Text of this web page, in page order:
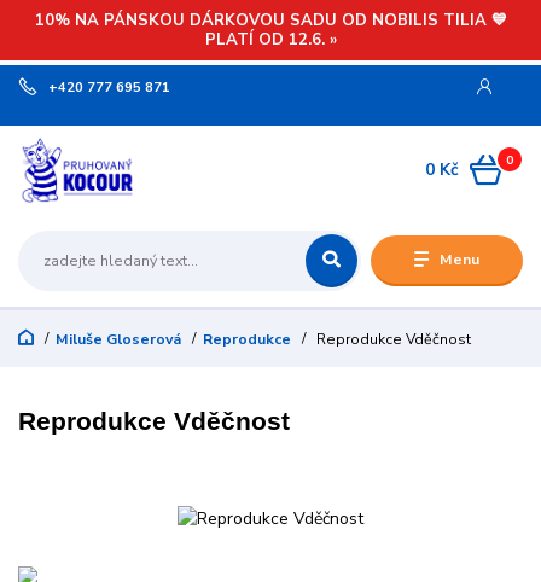
10% NA PÁNSKOU DÁRKOVOU SADU OD NOBILIS TILIA 💙
PLATÍ OD 12.6. »
Menu
+420 777 695 871
0
0 Kč
Miluše Gloserová Reprodukce Reprodukce Vděčnost
Reprodukce Vděčnost